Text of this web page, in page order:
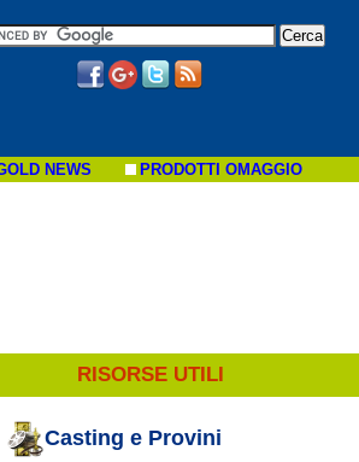
NEWS PRODOTTI OMAGGIO
RISORSE UTILI
Casting e Provini